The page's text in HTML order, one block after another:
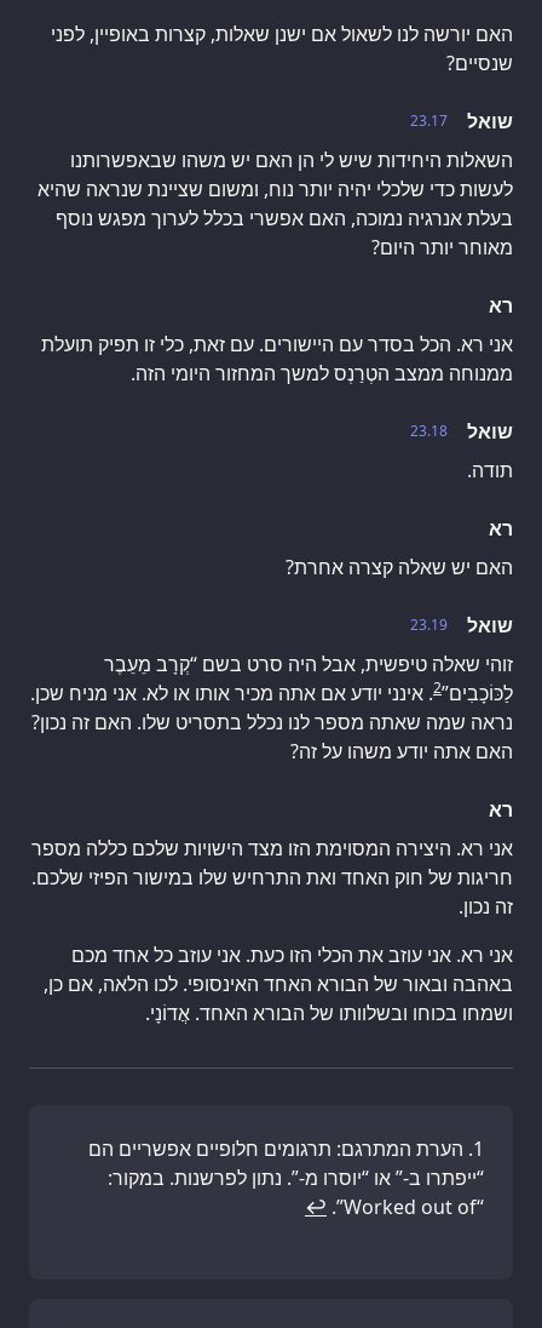
האם יורשה לנו לשאול אם ישנן שאלות, קצרות באופיין, לפני
שנסיים?
23.17
שואל
השאלות היחידות שיש לי הן האם יש משהו שבאפשרותנו
לעשות כדי שלכלי יהיה יותר נוח, ומשום שציינת שנראה שהיא
בעלת אנרגיה נמוכה, האם אפשרי בכלל לערוך מפגש נוסף
מאוחר יותר היום?
רא
אני רא. הכל בסדר עם היישורים. עם זאת, כלי זו תפיק תועלת
ממנוחה ממצב הטְרַנְס למשך המחזור היומי הזה.
23.18
שואל
תודה.
רא
האם יש שאלה קצרה אחרת?
23.19
שואל
זוהי שאלה טיפשית, אבל היה סרט בשם “קְרָב מֵעֵבֶר
לַכּוֹכָבִים”2. אינני יודע אם אתה מכיר אותו או לא. אני מניח שכן.
נראה שמה שאתה מספר לנו נכלל בתסריט שלו. האם זה נכון?
האם אתה יודע משהו על זה?
רא
אני רא. היצירה המסוימת הזו מצד הישויות שלכם כללה מספר
חריגות של חוק האחד ואת התרחיש שלו במישור הפיזי שלכם.
זה נכון.
אני רא. אני עוזב את הכלי הזו כעת. אני עוזב כל אחד מכם
באהבה ובאור של הבורא האחד האינסופי. לכו הלאה, אם כן,
ושמחו בכוחו ובשלוותו של הבורא האחד. אֲדוֹנָי.
הערת המתרגם: תרגומים חלופיים אפשריים הם
“ייפתרו ב-” או “יוסרו מ-”. נתון לפרשנות. במקור:
“Worked out of”.
↩